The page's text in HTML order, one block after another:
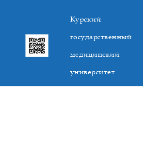
Курский
государственный
медицинский
университет